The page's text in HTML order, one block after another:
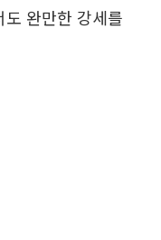
완만한 강세를